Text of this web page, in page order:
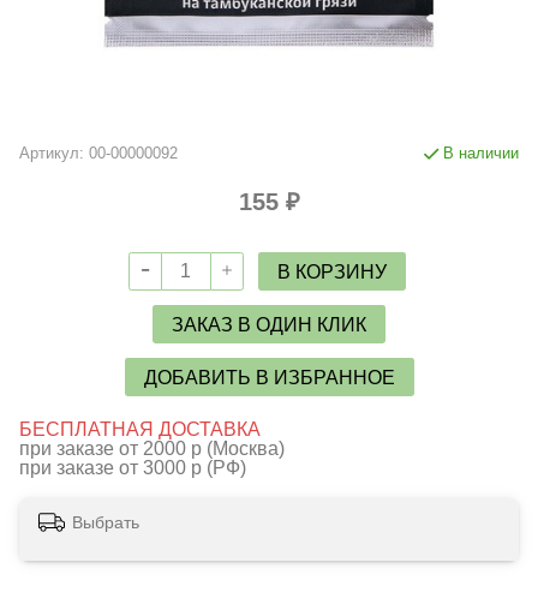
Артикул: 00-00000092 В наличии
155 ₽
В КОРЗИНУ
ЗАКАЗ В ОДИН КЛИК
ДОБАВИТЬ В ИЗБРАННОЕ
БЕСПЛАТНАЯ ДОСТАВКА
при заказе от 2000 р (Москва)
при заказе от 3000 р (РФ)
Выбрать